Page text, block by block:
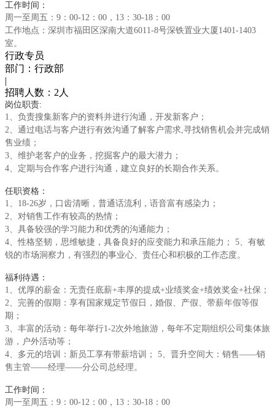
工作时间：
周一至周五：9：00-12：00，13：30-18：00
工作地点：深圳市福田区深南大道6011-8号深铁置业大厦1401-1403
室。
行政专员
部门：行政部
|
招聘人数： 2人
岗位职责:
1、负责搜集新客户的资料并进行沟通，开发新客户；
2、通过电话与客户进行有效沟通了解客户需求,寻找销售机会并完成销
售业绩；
3、维护老客户的业务，挖掘客户的最大潜力；
4、定期与合作客户进行沟通，建立良好的长期合作关系。
任职资格：
1、18-26岁，口齿清晰，普通话流利，语音富有感染力；
2、对销售工作有较高的热情；
3、具备较强的学习能力和优秀的沟通能力；
4、性格坚韧，思维敏捷，具备良好的应变能力和承压能力； 5、有敏
锐的市场洞察力，有强烈的事业心、责任心和积极的工作态度。
福利待遇：
1、优厚的薪金：无责任底薪+丰厚的提成+业绩奖金+绩效奖金+社保；
2、完善的假期：享有国家规定节假日，婚假、产假、带薪年假等假
期；
3、丰富的活动：每年举行1-2次外地旅游，每年不定期组织公司集体旅
游，户外活动等；
4、多元的培训：新员工享有带薪培训； 5、晋升空间大：销售——销
售主管——经理——分公司总经理。
工作时间：
周一至周五：9：00-12：00，13：30-18：00